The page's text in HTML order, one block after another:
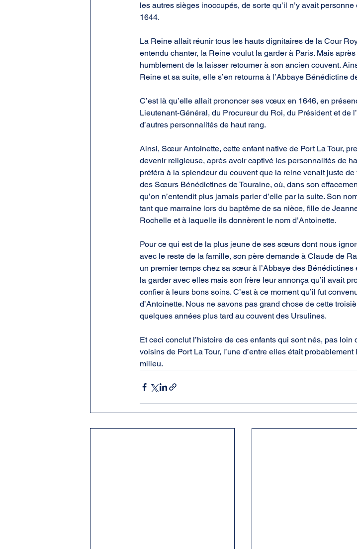
les autres sièges inoccupés, de sorte qu’il n’y avait
1644.
La Reine allait réunir tous les hauts dignitaires de la Cour
entendu chanter, la Reine voulut la garder à Paris. Mais
humblement de la laisser retourner à son ancien couvent.
Reine et sa suite, elle s’en retourna à l’Abbaye Bénédictine
C’est là qu’elle allait prononcer ses vœux en 1646, en
Lieutenant-Général, du Procureur du Roi, du Président et de
d’autres personnalités de haut rang.
Ainsi, Sœur Antoinette, cette enfant native de Port La Tour,
devenir religieuse, après avoir captivé les personnalités de
préféra à la splendeur du couvent que la reine venait juste
des Sœurs Bénédictines de Touraine, où, dans son
qu’on n’entendit plus jamais parler d’elle par la suite. Son
tant que marraine lors du baptême de sa nièce, fille de
Rochelle et à laquelle ils donnèrent le nom d’Antoinette.
Pour ce qui est de la plus jeune de ses sœurs dont nous
avec le reste de la famille, son père demande à Claude de
un premier temps chez sa sœur à l’Abbaye des
la garder avec elles mais son frère leur annonça qu’il avait
confier à leurs bons soins. C’est à ce moment qu’il fut
d’Antoinette. Nous ne savons pas grand chose de cette
quelques années plus tard au couvent des Ursulines.
Et ceci conclut l’histoire de ces enfants qui sont nés, pas
voisins de Port La Tour, l’une d’entre elles était
milieu.